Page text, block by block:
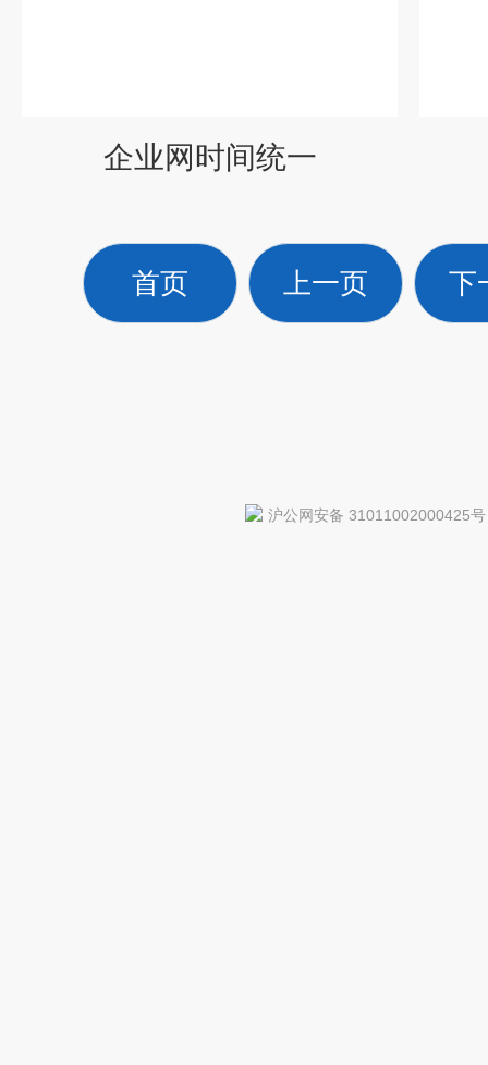
企业网时间统一
首页 上一页 下
沪公网安备 31011002000425号